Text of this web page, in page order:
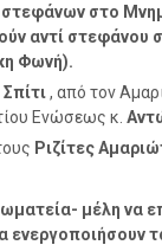
στεφάνων στο
αντί
Φωνή).
, από τον
Ενώσεως κ.
Ριζίτες
μέλη να
ενεργοποιήσουν